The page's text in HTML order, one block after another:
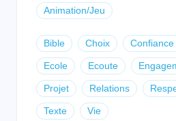
Animation/Jeu
Bible Choix Confiance
Ecole Ecoute
Projet Relations
Texte Vie